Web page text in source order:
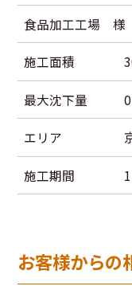
食品加工工場 様
施工面積
最大沈下量
エリア
施工期間
お客様からの